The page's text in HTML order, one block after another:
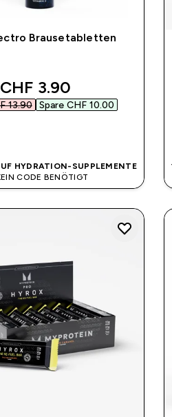
Brausetabletten
discounted price
CHF 3.90‎
13.90‎ Spare CHF 10.00‎
HYDRATION-SUPPLEMENTE
CODE BENÖTIGT